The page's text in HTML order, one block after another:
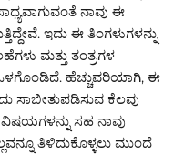
ನಾವು ಈ
ಇದು ಈ ತಿಂಗಳುಗಳನ್ನು
ಮತ್ತು ತಂತ್ರಗಳ
ಹೆಚ್ಚುವರಿಯಾಗಿ, ಈ
ಸಾಬೀತುಪಡಿಸುವ ಕೆಲವು
ವಿಷಯಗಳನ್ನು ಸಹ ನಾವು
ತಿಳಿದುಕೊಳ್ಳಲು ಮುಂದೆ